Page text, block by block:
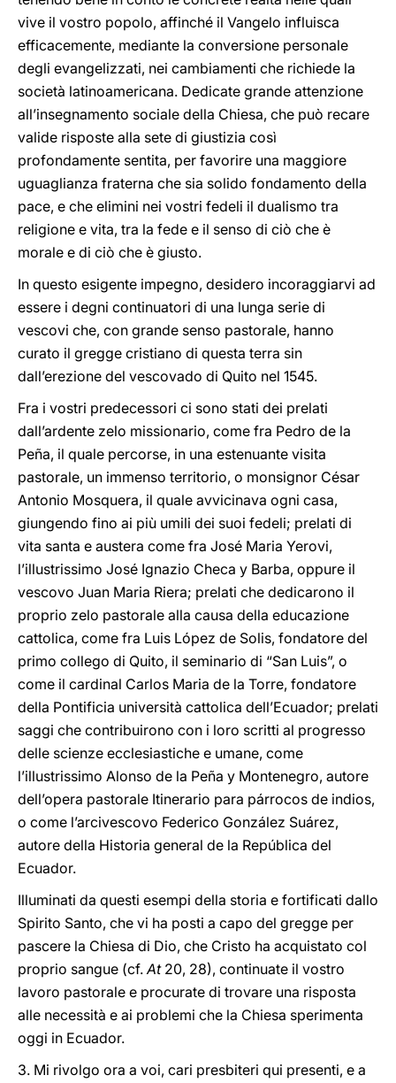
vive il vostro popolo, affinché il Vangelo influisca
efficacemente, mediante la conversione personale
degli evangelizzati, nei cambiamenti che richiede la
società latinoamericana. Dedicate grande attenzione
all’insegnamento sociale della Chiesa, che può recare
valide risposte alla sete di giustizia così
profondamente sentita, per favorire una maggiore
uguaglianza fraterna che sia solido fondamento della
pace, e che elimini nei vostri fedeli il dualismo tra
religione e vita, tra la fede e il senso di ciò che è
morale e di ciò che è giusto.
In questo esigente impegno, desidero incoraggiarvi ad
essere i degni continuatori di una lunga serie di
vescovi che, con grande senso pastorale, hanno
curato il gregge cristiano di questa terra sin
dall’erezione del vescovado di Quito nel 1545.
Fra i vostri predecessori ci sono stati dei prelati
dall’ardente zelo missionario, come fra Pedro de la
Peña, il quale percorse, in una estenuante visita
pastorale, un immenso territorio, o monsignor César
Antonio Mosquera, il quale avvicinava ogni casa,
giungendo fino ai più umili dei suoi fedeli; prelati di
vita santa e austera come fra José Maria Yerovi,
l’illustrissimo José Ignazio Checa y Barba, oppure il
vescovo Juan Maria Riera; prelati che dedicarono il
proprio zelo pastorale alla causa della educazione
cattolica, come fra Luis López de Solis, fondatore del
primo collego di Quito, il seminario di “San Luis”, o
come il cardinal Carlos Maria de la Torre, fondatore
della Pontificia università cattolica dell’Ecuador; prelati
saggi che contribuirono con i loro scritti al progresso
delle scienze ecclesiastiche e umane, come
l’illustrissimo Alonso de la Peña y Montenegro, autore
dell’opera pastorale Itinerario para párrocos de indios,
o come l’arcivescovo Federico González Suárez,
autore della Historia general de la República del
Ecuador.
Illuminati da questi esempi della storia e fortificati dallo
Spirito Santo, che vi ha posti a capo del gregge per
pascere la Chiesa di Dio, che Cristo ha acquistato col
proprio sangue (cf.At 20, 28), continuate il vostro
lavoro pastorale e procurate di trovare una risposta
alle necessità e ai problemi che la Chiesa sperimenta
oggi in Ecuador.
3. Mi rivolgo ora a voi, cari presbiteri qui presenti, e a